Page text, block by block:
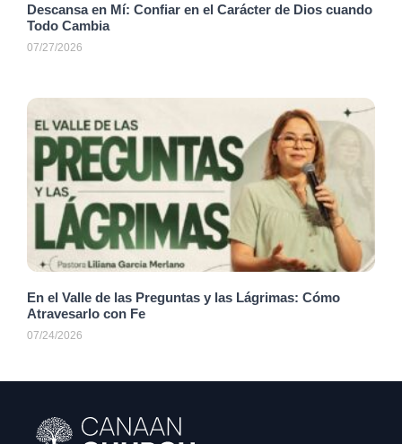
Descansa en Mí: Confiar en el Carácter de Dios cuando
Todo Cambia
07/27/2026
En el Valle de las Preguntas y las Lágrimas: Cómo
Atravesarlo con Fe
07/24/2026